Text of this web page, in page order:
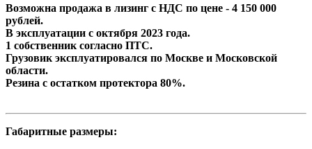
Возможна продажа в лизинг с НДС по цене - 4 150 000
рублей.
В эксплуатации с октября 2023 года.
1 собственник согласно ПТС.
Грузовик эксплуатировался по Москве и Московской
области.
Резина с остатком протектора 80%.
Габаритные размеры: